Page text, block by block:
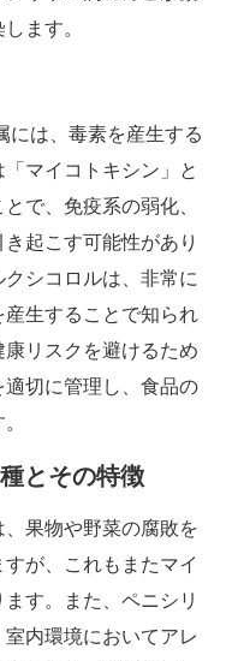
ます。
には、毒素を産生する
マイコトキシン」と
で、免疫系の弱化、
起こす可能性があり
シコロルは、非常に
生することで知られ
リスクを避けるため
切に管理し、食品の
とその特徴
果物や野菜の腐敗を
が、これもまたマイ
す。また、ペニシリ
内環境においてアレ